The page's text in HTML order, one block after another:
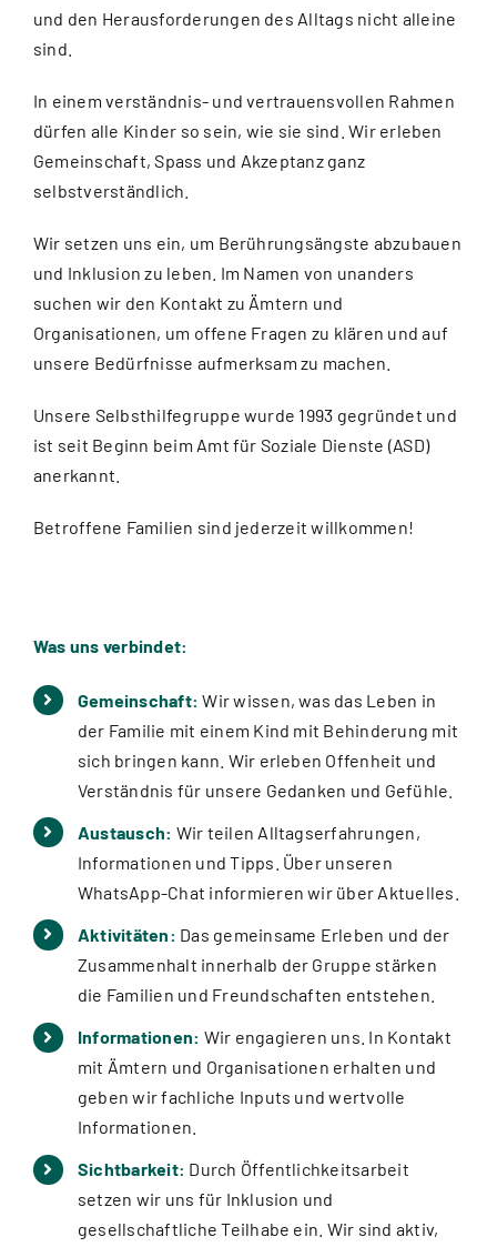
und den Herausforderungen des Alltags nicht alleine
sind.
In einem verständnis- und vertrauensvollen Rahmen
dürfen alle Kinder so sein, wie sie sind. Wir erleben
Gemeinschaft, Spass und Akzeptanz ganz
selbstverständlich.
Wir setzen uns ein, um Berührungsängste abzubauen
und Inklusion zu leben. Im Namen von unanders
suchen wir den Kontakt zu Ämtern und
Organisationen, um offene Fragen zu klären und auf
unsere Bedürfnisse aufmerksam zu machen.
Unsere Selbsthilfegruppe wurde 1993 gegründet und
ist seit Beginn beim Amt für Soziale Dienste (ASD)
anerkannt.
Betroffene Familien sind jederzeit willkommen!
Was uns verbindet:
Gemeinschaft: Wir wissen, was das Leben in
der Familie mit einem Kind mit Behinderung mit
sich bringen kann. Wir erleben Offenheit und
Verständnis für unsere Gedanken und Gefühle.
Austausch: Wir teilen Alltagserfahrungen,
Informationen und Tipps. Über unseren
WhatsApp-Chat informieren wir über Aktuelles.
Aktivitäten: Das gemeinsame Erleben und der
Zusammenhalt innerhalb der Gruppe stärken
die Familien und Freundschaften entstehen.
Informationen: Wir engagieren uns. In Kontakt
mit Ämtern und Organisationen erhalten und
geben wir fachliche Inputs und wertvolle
Informationen.
Sichtbarkeit: Durch Öffentlichkeitsarbeit
setzen wir uns für Inklusion und
gesellschaftliche Teilhabe ein. Wir sind aktiv,